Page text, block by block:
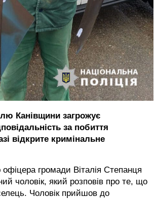
Канівщини загрожує
за побиття
відкрите кримінальне
офіцера громади Віталія Степанця
чоловік, який розповів про те, що
Чоловік прийшов до